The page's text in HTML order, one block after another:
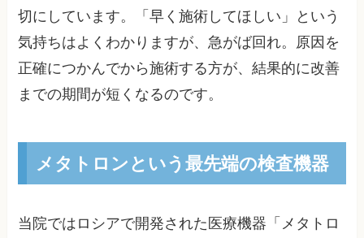
切にしています。「早く施術してほしい」という
気持ちはよくわかりますが、急がば回れ。原因を
正確につかんでから施術する方が、結果的に改善
までの期間が短くなるのです。
メタトロンという最先端の検査機器
当院ではロシアで開発された医療機器「メタトロ